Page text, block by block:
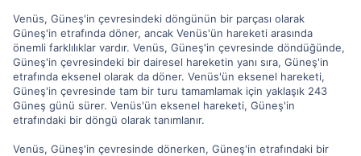
Venüs, Güneş'in çevresindeki döngünün bir parçası olarak
Güneş'in etrafında döner, ancak Venüs'ün hareketi arasında
önemli farklılıklar vardır. Venüs, Güneş'in çevresinde döndüğünde,
Güneş'in çevresindeki bir dairesel hareketin yanı sıra, Güneş'in
etrafında eksenel olarak da döner. Venüs'ün eksenel hareketi,
Güneş'in çevresinde tam bir turu tamamlamak için yaklaşık 243
Güneş günü sürer. Venüs'ün eksenel hareketi, Güneş'in
etrafındaki bir döngü olarak tanımlanır.
Venüs, Güneş'in çevresinde dönerken, Güneş'in etrafındaki bir